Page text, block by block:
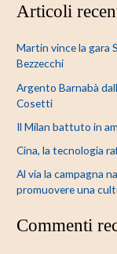
r
a
Articoli
Martin vince la gara
Bezzecchi
Argento Barnabà
Cosetti
Il Milan battuto in
Cina, la tecnologia
Al via la campagna
promuovere una
Commenti